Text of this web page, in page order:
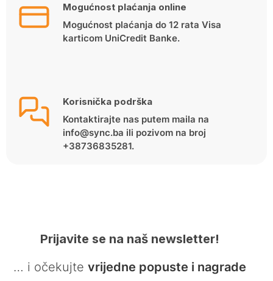
Mogućnost plaćanja online
Mogućnost plaćanja do 12 rata Visa
karticom UniCredit Banke.
Korisnička podrška
Kontaktirajte nas putem maila na
info@sync.ba ili pozivom na broj
+38736835281.
Prijavite se na naš newsletter!
… i očekujte vrijedne popuste i nagrade